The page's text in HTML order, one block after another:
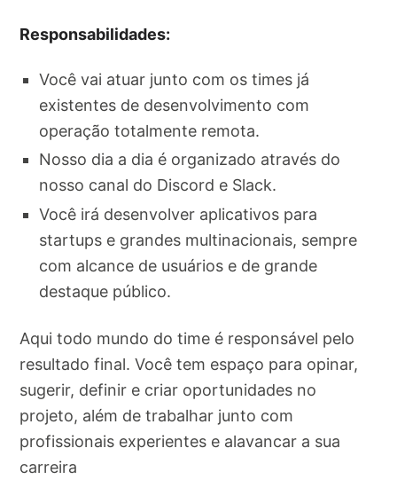
Responsabilidades:
Você vai atuar junto com os times já
existentes de desenvolvimento com
operação totalmente remota.
Nosso dia a dia é organizado através do
nosso canal do Discord e Slack.
Você irá desenvolver aplicativos para
startups e grandes multinacionais, sempre
com alcance de usuários e de grande
destaque público.
Aqui todo mundo do time é responsável pelo
resultado final. Você tem espaço para opinar,
sugerir, definir e criar oportunidades no
projeto, além de trabalhar junto com
profissionais experientes e alavancar a sua
carreira